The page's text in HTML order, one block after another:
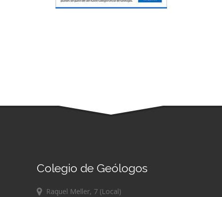
Colegio de Geólogos
Raquel Meller, 7 (Local)